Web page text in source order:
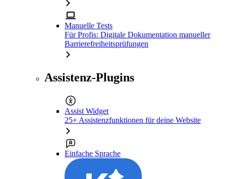
Manuelle Tests
Für Profis: Digitale Dokumentation manueller
Barrierefreiheitsprüfungen
Assistenz-Plugins
Assist Widget
25+ Assistenzfunktionen für deine Website
Einfache Sprache